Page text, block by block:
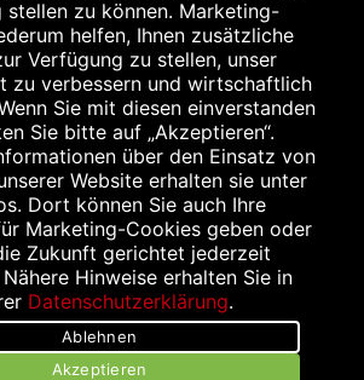
Mengen, solange der Vorrat reicht. Für Druck-
lesen Sie die Packungsbeilage und fragen
Arzneimitteltaxe Apothekenerstattungspreis
Preisempfehlung der Hersteller. Der
in Ansatz gebrachter Preis für rezeptfreie
in der Höhe dem für Apotheken verbindlichen
Apotheke in bestimmten Fällen (z.B. bei Kindern
mit der gesetzlichen Krankenversicherung
allgemeine Erstattungspreis im Falle einer
die gesetzlichen Krankenkassen, vor Abzug eines
nach §130 Abs. 1 SGB V.
des Herstellers (UVP).
by apovena.de
stellen zu können. Marketing-
helfen, Ihnen zusätzliche
Verfügung zu stellen, unser
zu verbessern und wirtschaftlich
Sie mit diesen einverstanden
Sie bitte auf „Akzeptieren“.
über den Einsatz von
Website erhalten sie unter
Dort können Sie auch Ihre
Marketing-Cookies geben oder
Zukunft gerichtet jederzeit
Hinweise erhalten Sie in
Datenschutzerklärung.
Ablehnen
Akzeptieren